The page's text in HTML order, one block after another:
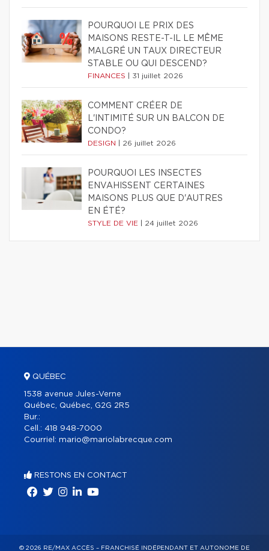
POURQUOI LE PRIX DES
MAISONS RESTE-T-IL LE MÊME
MALGRÉ UN TAUX DIRECTEUR
STABLE OU QUI DESCEND?
FINANCES 31 juillet 2026
COMMENT CRÉER DE
L'INTIMITÉ SUR UN BALCON DE
CONDO?
DESIGN 26 juillet 2026
POURQUOI LES INSECTES
ENVAHISSENT CERTAINES
MAISONS PLUS QUE D'AUTRES
EN ÉTÉ?
STYLE DE VIE 24 juillet 2026
QUÉBEC
1538 avenue Jules-Verne
Québec, Québec, G2G 2R5
Bur.:
Cell.: 418 948-7000
Courriel: mario@mariolabrecque.com
RESTONS EN CONTACT
© 2026 RE/MAX ACCÈS – FRANCHISÉ INDÉPENDANT ET AUTONOME DE